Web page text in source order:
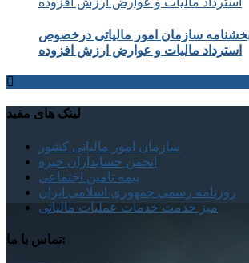
بخشنامه سازمان امور مالیاتی درخصوص
استرداد مالیات و عوارض ارزش افزوده
لینک های مفید
سازمان امور مالیاتی کشور
انجمن حسابداران خبره
بیمه تامین اجتماعی
روزنامه رسمی جمهوری اسلامی ایران
میز خدمت خدمات عملیات مالیاتی
تماس با ما: